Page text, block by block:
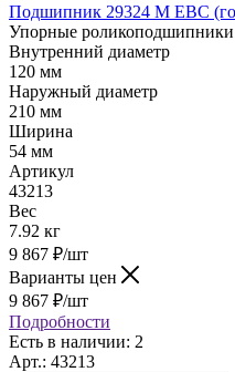
Подшипник 29324 M EBC
Упорные
Внутренний диаметр
120 мм
Наружный диаметр
210 мм
Ширина
54 мм
Артикул
43213
Вес
7.92 кг
9 867 ₽/шт
Варианты цен
9 867 ₽/шт
Подробности
Есть в наличии: 2
Арт.: 43213